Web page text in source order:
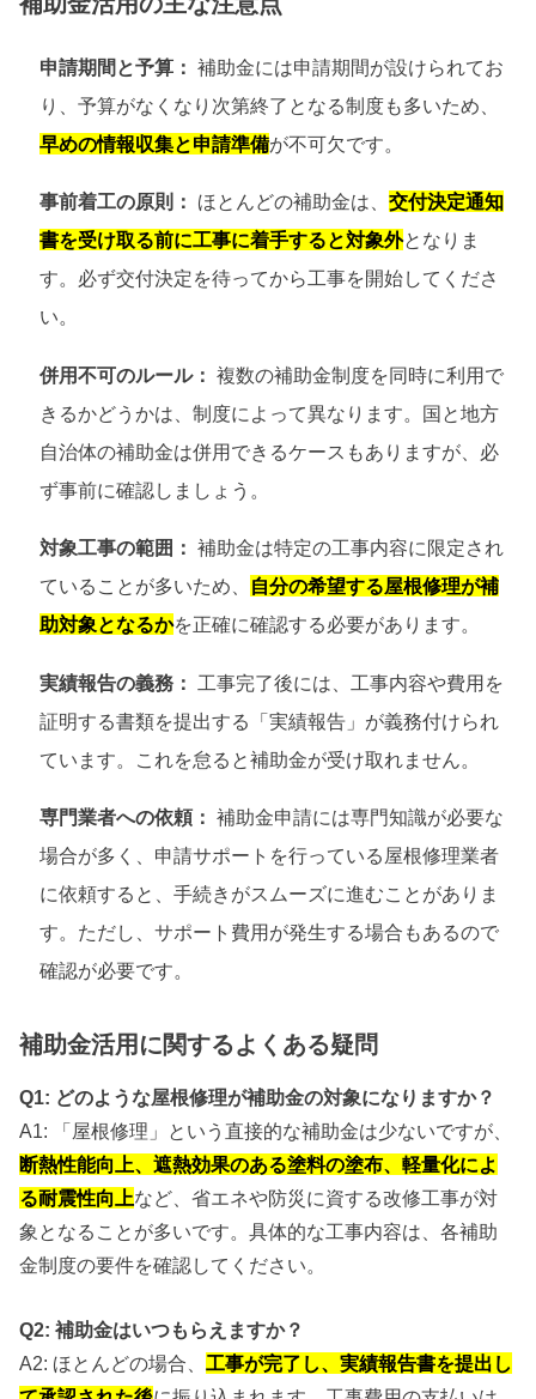
申請期間と予算： 補助金には申請期間が設けられてお
り、予算がなくなり次第終了となる制度も多いため、
早めの情報収集と申請準備が不可欠です。
事前着工の原則： ほとんどの補助金は、 交付決定通知
書を受け取る前に工事に着手すると対象外となりま
す。必ず交付決定を待ってから工事を開始してくださ
い。
併用不可のルール： 複数の補助金制度を同時に利用で
きるかどうかは、制度によって異なります。国と地方
自治体の補助金は併用できるケースもありますが、必
ず事前に確認しましょう。
対象工事の範囲： 補助金は特定の工事内容に限定され
ていることが多いため、
自分の希望する屋根修理が補
助対象となるかを正確に確認する必要があります。
実績報告の義務：
工事完了後には、工事内容や費用を
証明する書類を提出する「実績報告」が義務付けられ
ています。これを怠ると補助金が受け取れません。
専門業者への依頼： 補助金申請には専門知識が必要な
場合が多く、申請サポートを行っている屋根修理業者
に依頼すると、手続きがスムーズに進むことがありま
す。ただし、サポート費用が発生する場合もあるので
確認が必要です。
補助金活用に関するよくある疑問
Q1: どのような屋根修理が補助金の対象になりますか？
A1: 「屋根修理」という直接的な補助金は少ないですが、
断熱性能向上、遮熱効果のある塗料の塗布、軽量化によ
る耐震性向上など、省エネや防災に資する改修工事が対
象となることが多いです。具体的な工事内容は、各補助
金制度の要件を確認してください。
Q2: 補助金はいつもらえますか？
A2: ほとんどの場合、工事が完了し、実績報告書を提出し